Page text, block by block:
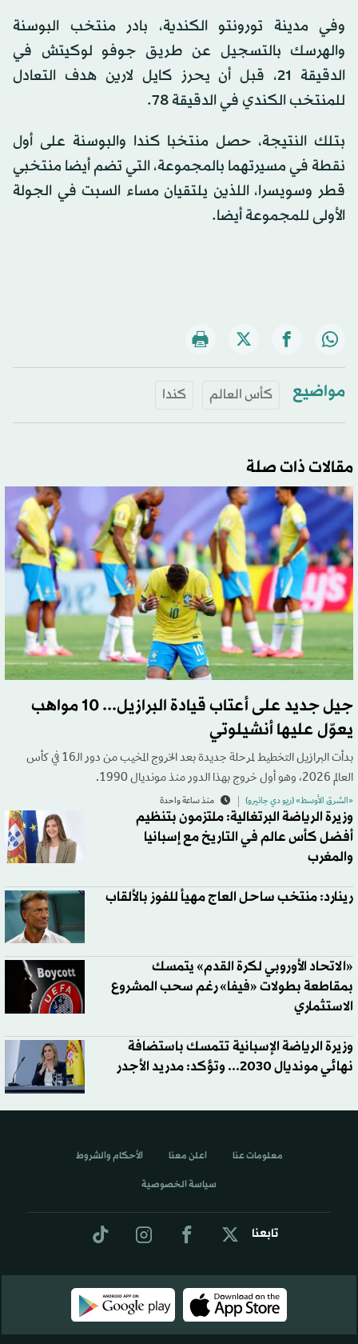
وفي مدينة تورونتو الكندية، بادر منتخب البوسنة
والهرسك بالتسجيل عن طريق جوفو لوكيتش في
الدقيقة 21، قبل أن يحرز كايل لارين هدف التعادل
للمنتخب الكندي في الدقيقة 78.
بتلك النتيجة، حصل منتخبا كندا والبوسنة على أول
نقطة في مسيرتهما بالمجموعة، التي تضم أيضا منتخبي
قطر وسويسرا، اللذين يلتقيان مساء السبت في الجولة
الأولى للمجموعة أيضا.
مواضيع كأس العالم كندا
مقالات ذات صلة
جيل جديد على أعتاب قيادة البرازيل... 10 مواهب
يعوّل عليها أنشيلوتي
بدأت البرازيل التخطيط لمرحلة جديدة بعد الخروج المخيب من دور الـ16 في كأس
العالم 2026، وهو أول خروج بهذا الدور منذ مونديال 1990.
«الشرق الأوسط» (ريو دي جانيرو) منذ ساعة واحدة
وزيرة الرياضة البرتغالية: ملتزمون بتنظيم
أفضل كأس عالم في التاريخ مع إسبانيا
والمغرب
رينارد: منتخب ساحل العاج مهيأ للفوز بالألقاب
«الاتحاد الأوروبي لكرة القدم» يتمسك
بمقاطعة بطولات «فيفا» رغم سحب المشروع
الاستثماري
وزيرة الرياضة الإسبانية تتمسك باستضافة
نهائي مونديال 2030... وتؤكد: مدريد الأجدر
تابعنا
معلومات عنا اعلن معنا الأحكام والشروط
سياسة الخصوصية